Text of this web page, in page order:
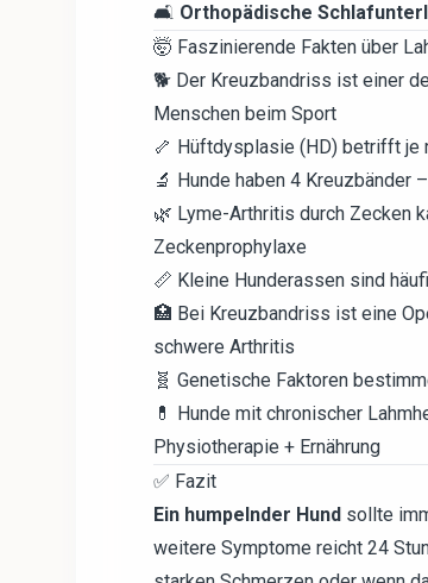
🛋️ Orthopädische
🤯 Faszinierende Fakten über
🐕 Der Kreuzbandriss ist einer
Menschen beim Sport
🦴 Hüftdysplasie (HD) betrifft je
🔬 Hunde haben 4 Kreuzbänder
🌿 Lyme-Arthritis durch Zecken
Zeckenprophylaxe
📏 Kleine Hunderassen sind
🏥 Bei Kreuzbandriss ist eine
schwere Arthritis
🧬 Genetische Faktoren
💊 Hunde mit chronischer
Physiotherapie + Ernährung
✅ Fazit
Ein humpelnder Hund sollte
weitere Symptome reicht 24